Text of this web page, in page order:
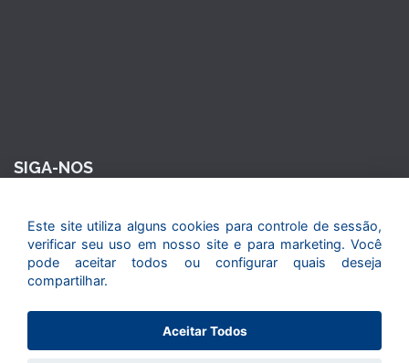
SIGA-NOS
© 2015. Todos os direitos reservados. Maior Seguros - Maior
em tudo o que faz.
Este site utiliza alguns cookies para controle de sessão,
verificar seu uso em nosso site e para marketing. Você
pode aceitar todos ou configurar quais deseja
compartilhar.
Aceitar Todos